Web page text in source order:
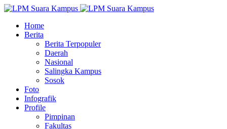
Home
Berita
Berita Terpopuler
Daerah
Nasional
Salingka Kampus
Sosok
Foto
Infografik
Profile
Pimpinan
Fakultas